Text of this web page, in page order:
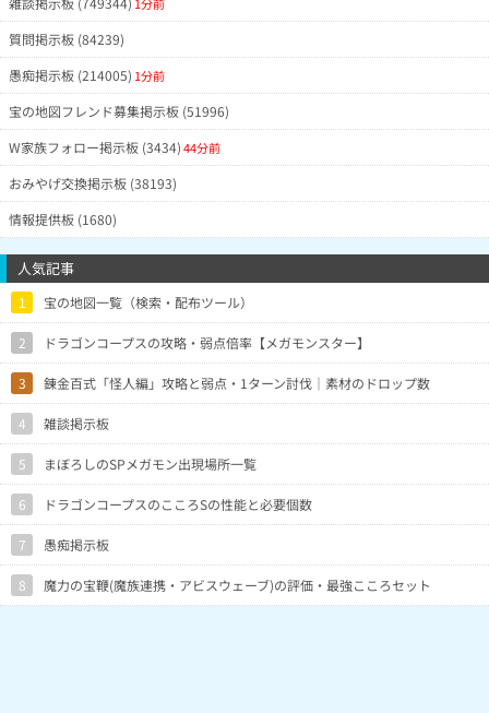
質問掲示板 (84239)
愚痴掲示板 (214005) 1分前
宝の地図フレンド募集掲示板 (51996)
W家族フォロー掲示板 (3434)44分前
おみやげ交換掲示板 (38193)
情報提供板 (1680)
人気記事
1 宝の地図一覧（検索・配布ツール）
2 ドラゴンコープスの攻略・弱点倍率【メガモンスター】
3 錬金百式「怪人編」攻略と弱点・1ターン討伐｜素材のドロップ数
4 雑談掲示板
5 まぼろしのSPメガモン出現場所一覧
6 ドラゴンコープスのこころSの性能と必要個数
7 愚痴掲示板
8 魔力の宝鞭(魔族連携・アビスウェーブ)の評価・最強こころセット